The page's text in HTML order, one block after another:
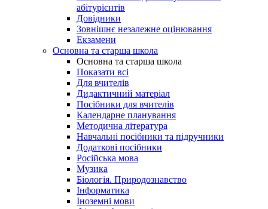
абітурієнтів
Довідники
Зовнішнє незалежне оцінювання
Екзамени
Основна та старша школа
Основна та старша школа
Показати всі
Для вчителів
Дидактичний матеріал
Посібники для вчителів
Календарне планування
Методична література
Навчальні посібники та підручники
Додаткові посібники
Російська мова
Музика
Біологія. Природознавство
Інформатика
Іноземні мови